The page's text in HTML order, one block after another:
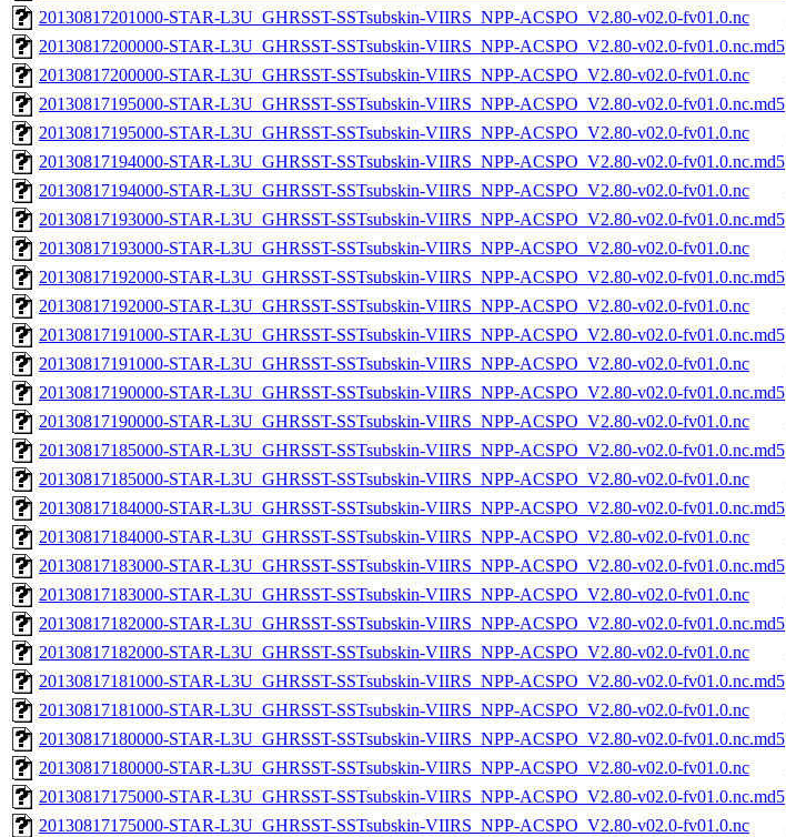
20130817201000-STAR-L3U_GHRSST-SSTsubskin-VIIRS_NPP-ACSPO_V2.80-v02.0-fv01.0.nc
20130817200000-STAR-L3U_GHRSST-SSTsubskin-VIIRS_NPP-ACSPO_V2.80-v02.0-fv01.0.nc.md5
20130817200000-STAR-L3U_GHRSST-SSTsubskin-VIIRS_NPP-ACSPO_V2.80-v02.0-fv01.0.nc
20130817195000-STAR-L3U_GHRSST-SSTsubskin-VIIRS_NPP-ACSPO_V2.80-v02.0-fv01.0.nc.md5
20130817195000-STAR-L3U_GHRSST-SSTsubskin-VIIRS_NPP-ACSPO_V2.80-v02.0-fv01.0.nc
20130817194000-STAR-L3U_GHRSST-SSTsubskin-VIIRS_NPP-ACSPO_V2.80-v02.0-fv01.0.nc.md5
20130817194000-STAR-L3U_GHRSST-SSTsubskin-VIIRS_NPP-ACSPO_V2.80-v02.0-fv01.0.nc
20130817193000-STAR-L3U_GHRSST-SSTsubskin-VIIRS_NPP-ACSPO_V2.80-v02.0-fv01.0.nc.md5
20130817193000-STAR-L3U_GHRSST-SSTsubskin-VIIRS_NPP-ACSPO_V2.80-v02.0-fv01.0.nc
20130817192000-STAR-L3U_GHRSST-SSTsubskin-VIIRS_NPP-ACSPO_V2.80-v02.0-fv01.0.nc.md5
20130817192000-STAR-L3U_GHRSST-SSTsubskin-VIIRS_NPP-ACSPO_V2.80-v02.0-fv01.0.nc
20130817191000-STAR-L3U_GHRSST-SSTsubskin-VIIRS_NPP-ACSPO_V2.80-v02.0-fv01.0.nc.md5
20130817191000-STAR-L3U_GHRSST-SSTsubskin-VIIRS_NPP-ACSPO_V2.80-v02.0-fv01.0.nc
20130817190000-STAR-L3U_GHRSST-SSTsubskin-VIIRS_NPP-ACSPO_V2.80-v02.0-fv01.0.nc.md5
20130817190000-STAR-L3U_GHRSST-SSTsubskin-VIIRS_NPP-ACSPO_V2.80-v02.0-fv01.0.nc
20130817185000-STAR-L3U_GHRSST-SSTsubskin-VIIRS_NPP-ACSPO_V2.80-v02.0-fv01.0.nc.md5
20130817185000-STAR-L3U_GHRSST-SSTsubskin-VIIRS_NPP-ACSPO_V2.80-v02.0-fv01.0.nc
20130817184000-STAR-L3U_GHRSST-SSTsubskin-VIIRS_NPP-ACSPO_V2.80-v02.0-fv01.0.nc.md5
20130817184000-STAR-L3U_GHRSST-SSTsubskin-VIIRS_NPP-ACSPO_V2.80-v02.0-fv01.0.nc
20130817183000-STAR-L3U_GHRSST-SSTsubskin-VIIRS_NPP-ACSPO_V2.80-v02.0-fv01.0.nc.md5
20130817183000-STAR-L3U_GHRSST-SSTsubskin-VIIRS_NPP-ACSPO_V2.80-v02.0-fv01.0.nc
20130817182000-STAR-L3U_GHRSST-SSTsubskin-VIIRS_NPP-ACSPO_V2.80-v02.0-fv01.0.nc.md5
20130817182000-STAR-L3U_GHRSST-SSTsubskin-VIIRS_NPP-ACSPO_V2.80-v02.0-fv01.0.nc
20130817181000-STAR-L3U_GHRSST-SSTsubskin-VIIRS_NPP-ACSPO_V2.80-v02.0-fv01.0.nc.md5
20130817181000-STAR-L3U_GHRSST-SSTsubskin-VIIRS_NPP-ACSPO_V2.80-v02.0-fv01.0.nc
20130817180000-STAR-L3U_GHRSST-SSTsubskin-VIIRS_NPP-ACSPO_V2.80-v02.0-fv01.0.nc.md5
20130817180000-STAR-L3U_GHRSST-SSTsubskin-VIIRS_NPP-ACSPO_V2.80-v02.0-fv01.0.nc
20130817175000-STAR-L3U_GHRSST-SSTsubskin-VIIRS_NPP-ACSPO_V2.80-v02.0-fv01.0.nc.md5
20130817175000-STAR-L3U_GHRSST-SSTsubskin-VIIRS_NPP-ACSPO_V2.80-v02.0-fv01.0.nc